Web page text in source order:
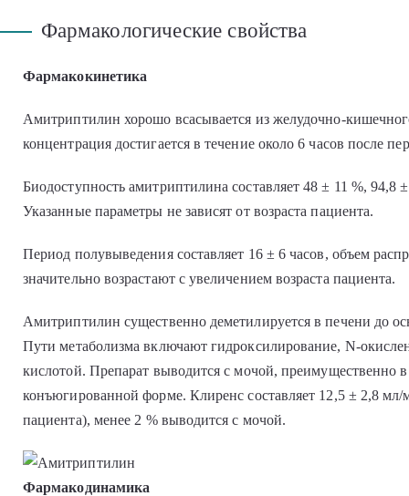
Фармакологические свойства
Фармакокинетика
Амитриптилин хорошо всасывается из желудочно-
концентрация достигается в течение около 6 часов после
Биодоступность амитриптилина составляет 48 ± 11 %, 94,8
Указанные параметры не зависят от возраста пациента.
Период полувыведения составляет 16 ± 6 часов, объем
значительно возрастают с увеличением возраста пациента.
Амитриптилин существенно деметилируется в печени до
Пути метаболизма включают гидроксилирование, N-
кислотой. Препарат выводится с мочой, преимущественно
конъюгированной форме. Клиренс составляет 12,5 ± 2,8 мл/
пациента), менее 2 % выводится с мочой.
Фармакодинамика